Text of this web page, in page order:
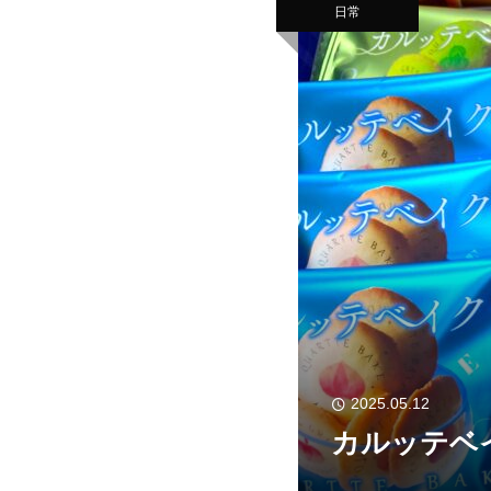
日常
2025.05.12
カルッテベ